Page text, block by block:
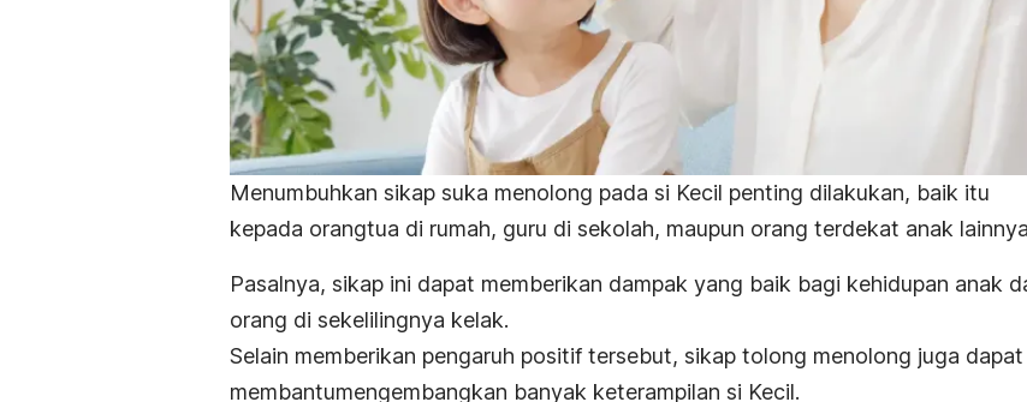
Menumbuhkan sikap suka menolong pada si Kecil penting dilakukan, baik itu
kepada orangtua di rumah, guru di sekolah, maupun orang terdekat anak
Pasalnya, sikap ini dapat memberikan dampak yang baik bagi kehidupan anak
orang di sekelilingnya kelak.
Selain memberikan pengaruh positif tersebut, sikap tolong menolong juga dapat
membantumengembangkan banyak keterampilan si Kecil.